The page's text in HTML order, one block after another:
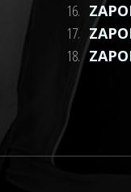
16.
17.
18.